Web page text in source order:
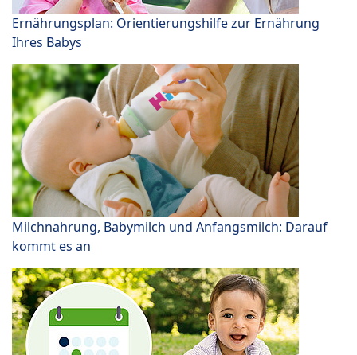
Ernährungsplan: Orientierungshilfe zur Ernährung
Ihres Babys
Milchnahrung, Babymilch und Anfangsmilch: Darauf
kommt es an